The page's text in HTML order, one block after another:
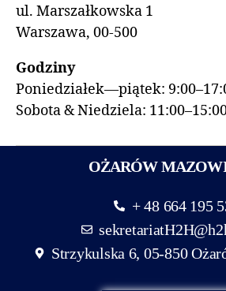
ul. Marszałkowska 1
Warszawa, 00-500
Godziny
Poniedziałek—piątek:
Sobota & Niedziela:
OŻARÓW
+ 48 664 195
Strzykulska 6, 05-850